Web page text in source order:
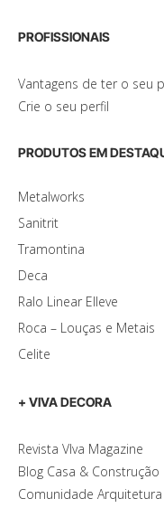
PROFISSIONAIS
Vantagens de ter o seu
Crie o seu perfil
PRODUTOS EM
Metalworks
Sanitrit
Tramontina
Deca
Ralo Linear Elleve
Roca – Louças e Metais
Celite
+ VIVA DECORA
Revista VIva Magazine
Blog Casa & Construção
Comunidade Arquitetura